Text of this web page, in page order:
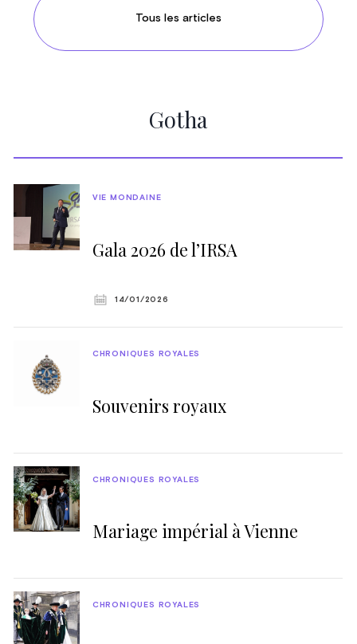
Tous les articles
Gotha
Gala 2026 de l’IRSA
VIE MONDAINE
14/01/2026
Souvenirs royaux
CHRONIQUES ROYALES
Mariage impérial à Vienne
CHRONIQUES ROYALES
CHRONIQUES ROYALES